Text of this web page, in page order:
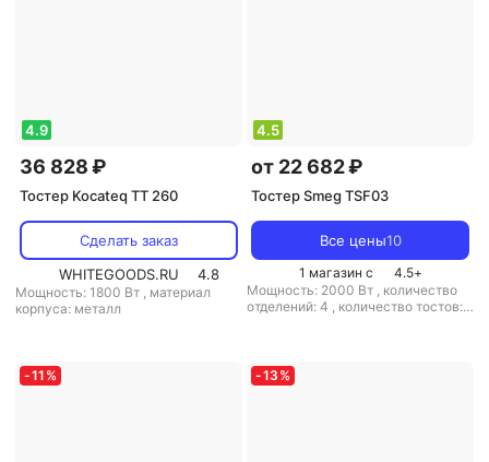
4.9
36 828 ₽
Тостер Kocateq TT 260
Сделать заказ
WHITEGOODS.RU
4.8
Мощность: 1800 Вт , материал
корпуса: металл
4.5
от 22 682 ₽
Тостер Smeg TSF03
Все цены10
1 магазин с 4.5+
Мощность: 2000 Вт , количество
отделений: 4 , количество тостов:
-11 % -13 %